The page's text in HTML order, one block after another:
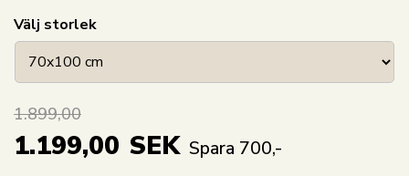
Välj storlek
1.899,00
1.199,00 SEK Spara 700,-